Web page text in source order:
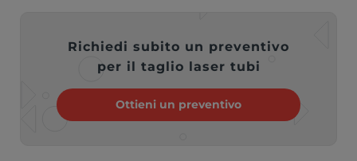
Richiedi subito un preventivo
per il taglio laser tubi
Ottieni un preventivo